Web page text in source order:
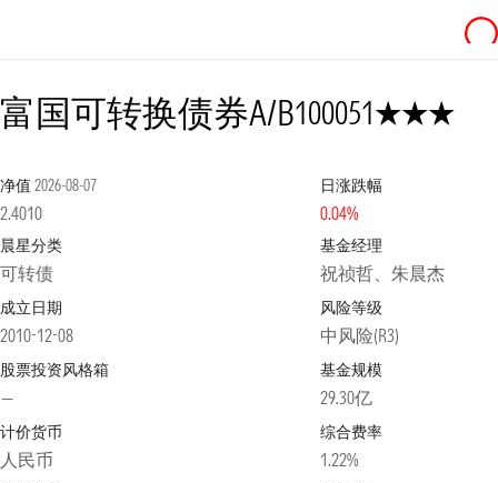
富国可转换债券A/B100051
净值 2026-08-07
2.4010
日涨跌幅
0.04%
晨星分类
可转债
基金经理
祝祯哲、朱晨杰
成立日期
2010-12-08
风险等级
中风险(R3)
股票投资风格箱
—
基金规模
29.30亿
计价货币
人民币
综合费率
1.22%